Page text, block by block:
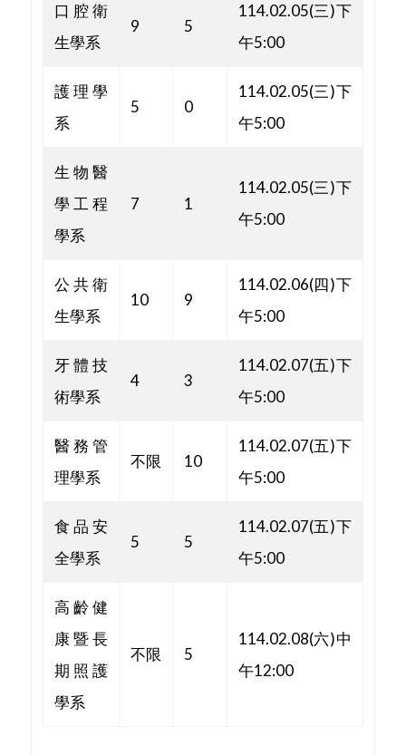
口腔衛
生學系
9 5
114.02.05(三)下
午5:00
護理學
系
5 0
114.02.05(三)下
午5:00
生物醫
學工程
學系
7 1
114.02.05(三)下
午5:00
公共衛
生學系
10 9
114.02.06(四)下
午5:00
牙體技
術學系
4 3
114.02.07(五)下
午5:00
醫務管
理學系
不限 10
114.02.07(五)下
午5:00
食品安
全學系
5 5
114.02.07(五)下
午5:00
高齡健
康暨長
期照護
學系
不限 5
114.02.08(六)中
午12:00